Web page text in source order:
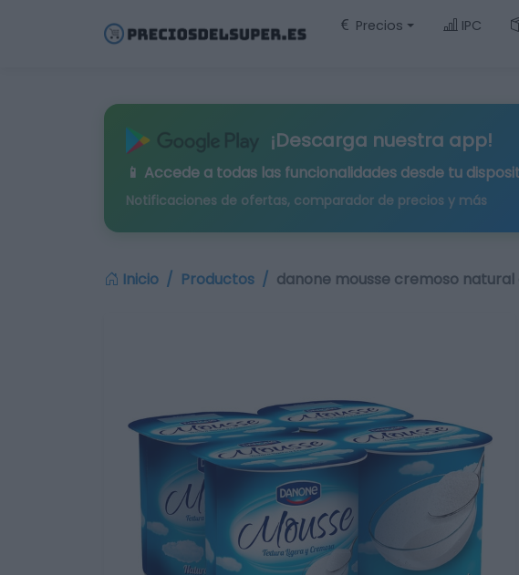
Precios IPC
¡Descarga nuestra app!
📱 Accede a todas las funcionalidades desde tu
Notificaciones de ofertas, comparador de precios y más
Inicio Productos danone mousse cremoso natural